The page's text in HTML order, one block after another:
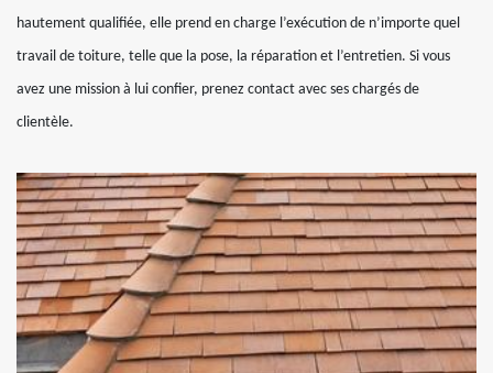
hautement qualifiée, elle prend en charge l’exécution de n’importe quel
travail de toiture, telle que la pose, la réparation et l’entretien. Si vous
avez une mission à lui confier, prenez contact avec ses chargés de
clientèle.